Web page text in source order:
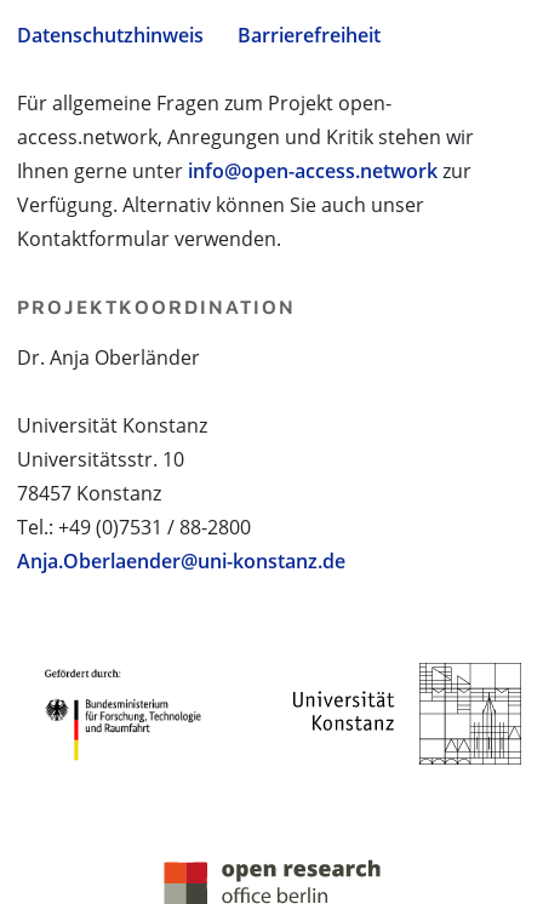
Datenschutzhinweis
Barrierefreiheit
Für allgemeine Fragen zum Projekt open-
access.network, Anregungen und Kritik stehen wir
Ihnen gerne unter info@open-access.networkzur
Verfügung. Alternativ können Sie auch unser
Kontaktformular verwenden.
PROJEKTKOORDINATION
Dr. Anja Oberländer
Universität Konstanz
Universitätsstr. 10
78457 Konstanz
Tel.: +49 (0)7531 / 88-2800
Anja.Oberlaender@uni-konstanz.de